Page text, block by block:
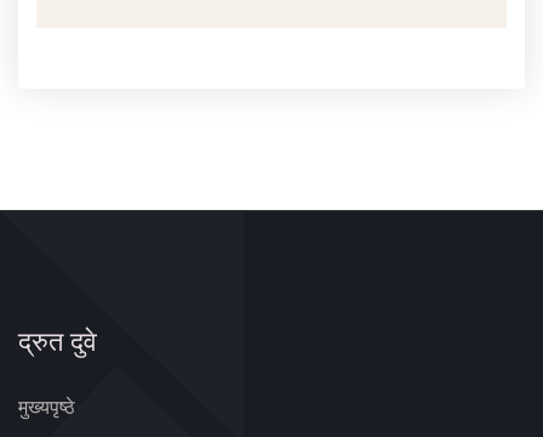
द्रुत दुवे
मुख्यपृष्ठे